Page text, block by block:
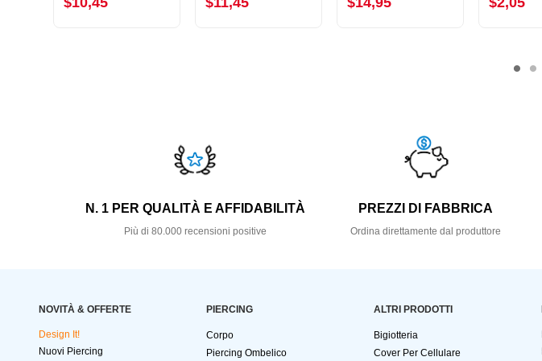
N. 1 PER QUALITÀ E AFFIDABILITÀ
Più di 80.000 recensioni positive
PREZZI DI FABBRICA
Ordina direttamente dal produttore
NOVITÀ & OFFERTE
Design It!
Nuovi Piercing
PIERCING
Corpo
Piercing Ombelico
ALTRI PRODOTTI
Bigiotteria
Cover Per Cellulare